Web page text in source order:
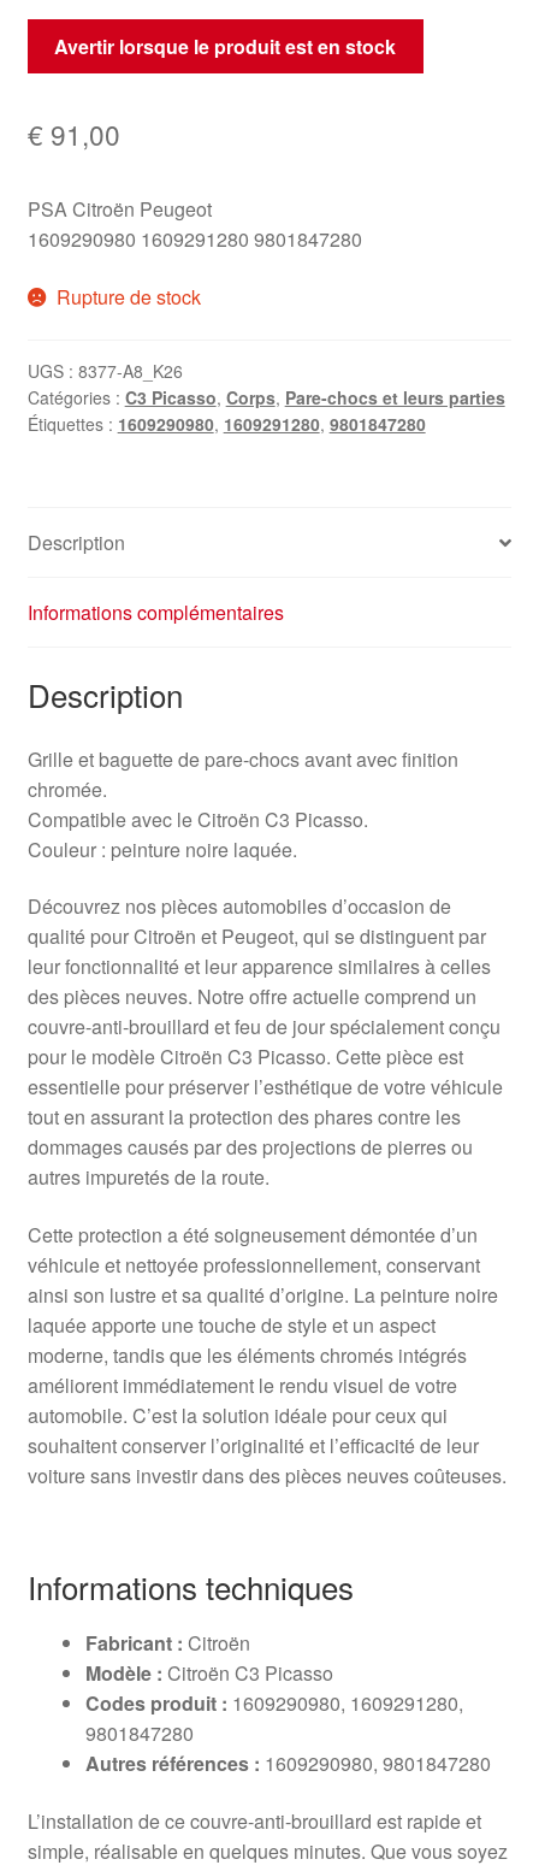
Avertir lorsque le produit est en stock
€ 91,00
PSA Citroën Peugeot
1609290980 1609291280 9801847280
Rupture de stock
UGS : 8377-A8_K26
Catégories : C3 Picasso, Corps, Pare-chocs et leurs parties
Étiquettes : 1609290980, 1609291280, 9801847280
Description
Informations complémentaires
Description
Grille et baguette de pare-chocs avant avec finition
chromée.
Compatible avec le Citroën C3 Picasso.
Couleur : peinture noire laquée.
Découvrez nos pièces automobiles d’occasion de
qualité pour Citroën et Peugeot, qui se distinguent par
leur fonctionnalité et leur apparence similaires à celles
des pièces neuves. Notre offre actuelle comprend un
couvre-anti-brouillard et feu de jour spécialement conçu
pour le modèle Citroën C3 Picasso. Cette pièce est
essentielle pour préserver l’esthétique de votre véhicule
tout en assurant la protection des phares contre les
dommages causés par des projections de pierres ou
autres impuretés de la route.
Cette protection a été soigneusement démontée d’un
véhicule et nettoyée professionnellement, conservant
ainsi son lustre et sa qualité d’origine. La peinture noire
laquée apporte une touche de style et un aspect
moderne, tandis que les éléments chromés intégrés
améliorent immédiatement le rendu visuel de votre
automobile. C’est la solution idéale pour ceux qui
souhaitent conserver l’originalité et l’efficacité de leur
voiture sans investir dans des pièces neuves coûteuses.
Informations techniques
Fabricant : Citroën
Modèle : Citroën C3 Picasso
Codes produit : 1609290980, 1609291280,
9801847280
Autres références : 1609290980, 9801847280
L’installation de ce couvre-anti-brouillard est rapide et
simple, réalisable en quelques minutes. Que vous soyez